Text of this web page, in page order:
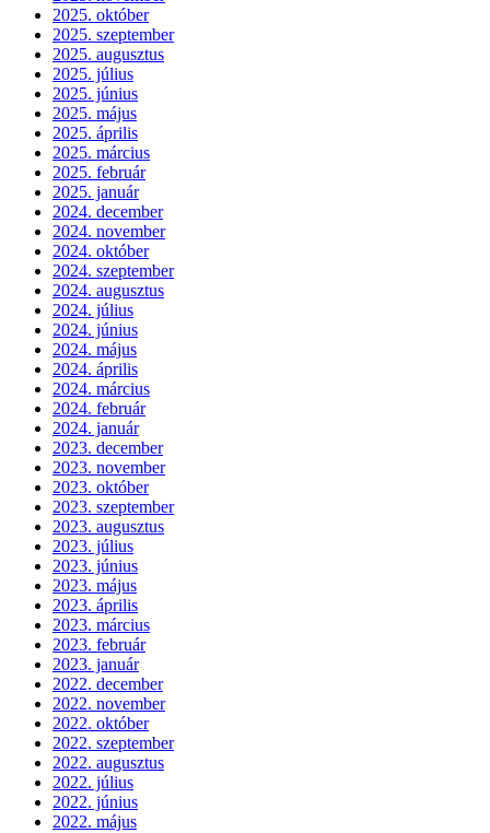
2025. október
2025. szeptember
2025. augusztus
2025. július
2025. június
2025. május
2025. április
2025. március
2025. február
2025. január
2024. december
2024. november
2024. október
2024. szeptember
2024. augusztus
2024. július
2024. június
2024. május
2024. április
2024. március
2024. február
2024. január
2023. december
2023. november
2023. október
2023. szeptember
2023. augusztus
2023. július
2023. június
2023. május
2023. április
2023. március
2023. február
2023. január
2022. december
2022. november
2022. október
2022. szeptember
2022. augusztus
2022. július
2022. június
2022. május